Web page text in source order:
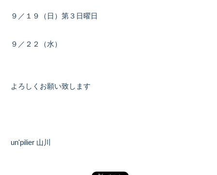
９／１９（日）第３日曜日
９／２２（水）
よろしくお願い致します
un'pilier 山川